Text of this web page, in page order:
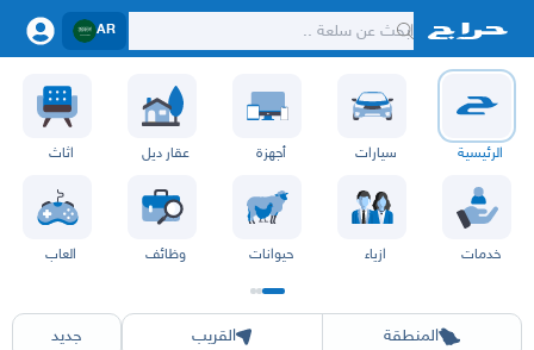
AR
الرئيسية سيارات أجهزة عقار ديل اثاث
خدمات ازياء حيوانات وظائف العاب
المنطقة
الرياض الشرقيه المدينة الطايف القصيمحائل الباحة
القريب جديد